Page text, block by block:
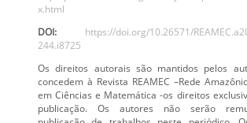
x.html
DOI: https://doi.org/10.26571/
244.i8725
Os direitos autorais são mantidos pelos
concedem à Revista REAMEC –Rede
em Ciências e Matemática -os direitos exclusivos de primeira
publicação. Os autores não serão remunerados pela